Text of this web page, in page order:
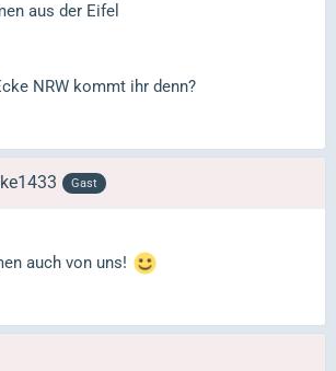
aus der Eifel
NRW kommt ihr denn?
Gast
auch von uns!